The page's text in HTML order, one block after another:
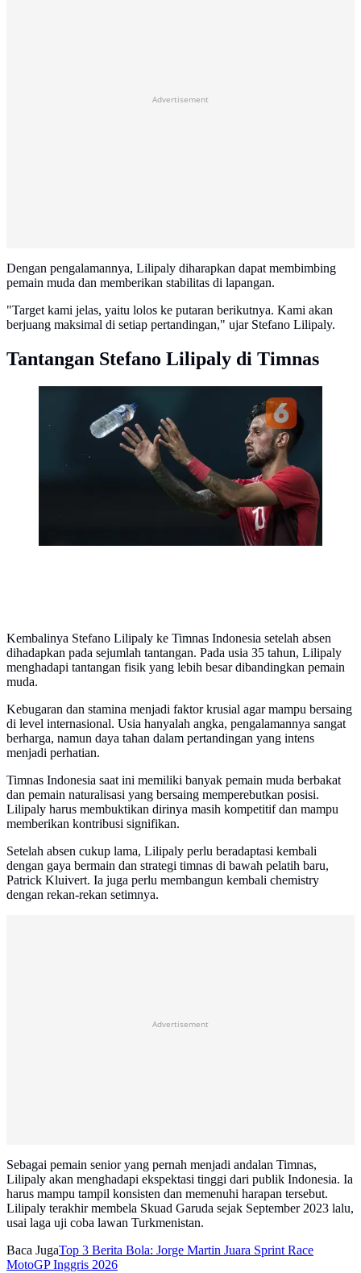
Advertisement
Dengan pengalamannya, Lilipaly diharapkan dapat membimbing
pemain muda dan memberikan stabilitas di lapangan.
"Target kami jelas, yaitu lolos ke putaran berikutnya. Kami akan
berjuang maksimal di setiap pertandingan," ujar Stefano Lilipaly.
Tantangan Stefano Lilipaly di Timnas
Gelandang Indonesia, Stefano Lilipaly, saat melawan
Chinese Taipei pada laga Grup A Asian Games di
Stadion Patriot, Bekasi, Minggu (12/8/2018). Indonesia
menang 4-0 atas Chinese Taipei. (Bola.com/Vitalis Yogi
Kembalinya Stefano Lilipaly ke Timnas Indonesia setelah absen
dihadapkan pada sejumlah tantangan. Pada usia 35 tahun, Lilipaly
menghadapi tantangan fisik yang lebih besar dibandingkan pemain
muda.
Kebugaran dan stamina menjadi faktor krusial agar mampu bersaing
di level internasional. Usia hanyalah angka, pengalamannya sangat
berharga, namun daya tahan dalam pertandingan yang intens
menjadi perhatian.
Timnas Indonesia saat ini memiliki banyak pemain muda berbakat
dan pemain naturalisasi yang bersaing memperebutkan posisi.
Lilipaly harus membuktikan dirinya masih kompetitif dan mampu
memberikan kontribusi signifikan.
Setelah absen cukup lama, Lilipaly perlu beradaptasi kembali
dengan gaya bermain dan strategi timnas di bawah pelatih baru,
Patrick Kluivert. Ia juga perlu membangun kembali chemistry
dengan rekan-rekan setimnya.
Advertisement
Sebagai pemain senior yang pernah menjadi andalan Timnas,
Lilipaly akan menghadapi ekspektasi tinggi dari publik Indonesia. Ia
harus mampu tampil konsisten dan memenuhi harapan tersebut.
Lilipaly terakhir membela Skuad Garuda sejak September 2023 lalu,
usai laga uji coba lawan Turkmenistan.
Baca JugaTop 3 Berita Bola: Jorge Martin Juara Sprint Race
MotoGP Inggris 2026